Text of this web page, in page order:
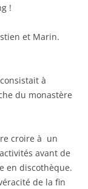
!
et Marin.
à
du monastère
croire à un
avant de
en discothèque.
de la fin